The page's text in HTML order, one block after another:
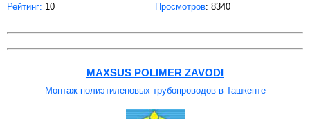
Рейтинг: 10 Просмотров: 8340
MAXSUS POLIMER ZAVODI
Монтаж полиэтиленовых трубопроводов в Ташкенте